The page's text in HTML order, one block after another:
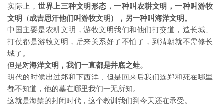
实际上， 世界上三种文明形态，一种叫农耕文明，一种叫游牧
文明（成吉思汗他们叫游牧文明），另一种叫海洋文明。
中国主要是农耕文明，游牧文明我们和他们打交道，造长城、
打仗都是游牧文明，后来关系好了不怕了，到清朝就不需修长
城了。
但是对海洋文明，我们一直都是井底之蛙。
明代的时候出过郑和下西洋，但是回来后我们连郑和死在哪里
都不知道，他的墓在哪里我们一无所知。
这就是海禁的封闭时代，这个教训我们到今天还在承受。